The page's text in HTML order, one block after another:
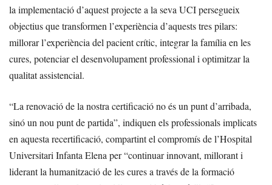
la implementació d’aquest projecte a la seva UCI persegueix
objectius que transformen l’experiència d’aquests tres pilars:
millorar l’experiència del pacient crític, integrar la família en les
cures, potenciar el desenvolupament professional i optimitzar la
qualitat assistencial.
“La renovació de la nostra certificació no és un punt d’arribada,
sinó un nou punt de partida”, indiquen els professionals implicats
en aquesta recertificació, compartint el compromís de l’Hospital
Universitari Infanta Elena per “continuar innovant, millorant i
liderant la humanització de les cures a través de la formació